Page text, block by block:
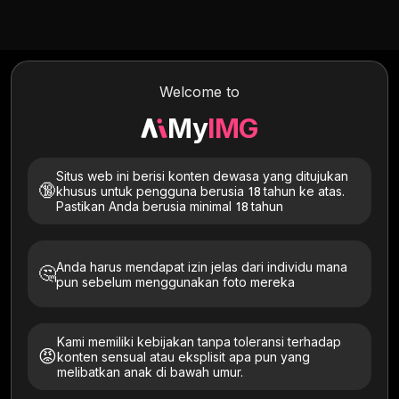
Welcome to
MyIMG
🔞
Situs web ini berisi konten dewasa yang ditujukan
khusus untuk pengguna berusia 18 tahun ke atas.
Pastikan Anda berusia minimal 18 tahun
🤔Anda harus mendapat izin jelas dari individu mana
pun sebelum menggunakan foto mereka
😡
Kami memiliki kebijakan tanpa toleransi terhadap
konten sensual atau eksplisit apa pun yang
melibatkan anak di bawah umur.
Semua Kulit Cerah Asia kecokelatan